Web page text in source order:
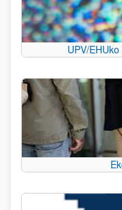
UPV/